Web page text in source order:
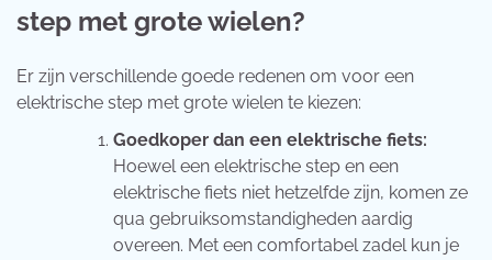
step met grote wielen?
Er zijn verschillende goede redenen om voor een
elektrische step met grote wielen te kiezen:
Goedkoper dan een elektrische fiets:
Hoewel een elektrische step en een
elektrische fiets niet hetzelfde zijn, komen ze
qua gebruiksomstandigheden aardig
overeen. Met een comfortabel zadel kun je